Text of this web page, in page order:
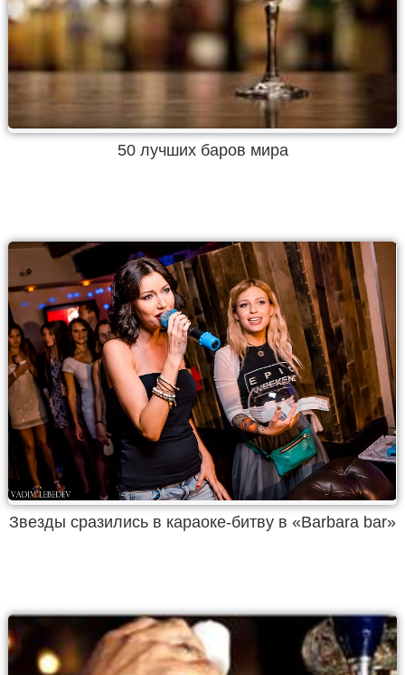
50 лучших баров мира
Звезды сразились в караоке-битву в «Barbara bar»